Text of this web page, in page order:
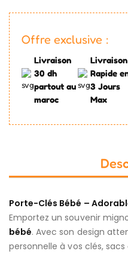
Offre exclusive :
Livraison
30 dh
partout au
maroc
Livraison
Rapide
3 Jours
Max
Porte-Clés Bébé –
Emportez un souvenir
bébé. Avec son design
personnelle à vos clés,